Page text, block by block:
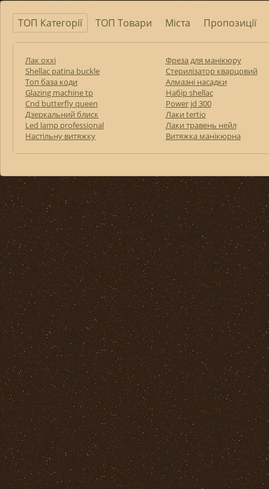
ТОП Категорії ТОП Товари Міста Пропозиції
Лак oxxi
Shellac patina buckle
Топ база коди
Glazing machine tp
Cnd butterfly queen
Дзеркальний блиск
Led lamp professional
Настільну витяжку
Фреза для манікюру
Стерилізатор кварцовий
Алмазні насадки
Набір shellac
Power jd 300
Лаки tertio
Лаки травень нейл
Витяжка манікюрна